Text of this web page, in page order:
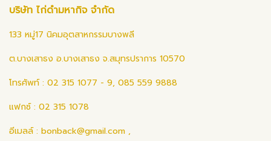
บริษัท ไก่ดำมหากิจ จำกัด
133 หมู่17 นิคมอุตสาหกรรมบางพลี
ต.บางเสาธง อ.บางเสาธง จ.สมุทรปราการ 10570
โทรศัพท์ : 02 315 1077 - 9, 085 559 9888
แฟกซ์ : 02 315 1078
อีเมลล์ : bonback@gmail.com ,